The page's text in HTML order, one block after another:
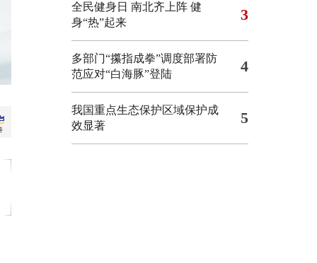
全民健身日 南北齐上阵 健
身“热”起来
3
多部门“攥指成拳”调度部署防
范应对“白海豚”登陆
4
我国重点生态保护区域保护成
效显著
5